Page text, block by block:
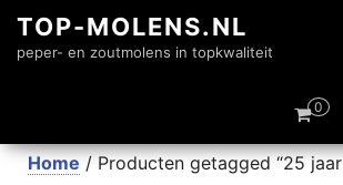
TOP-MOLENS.NL
peper- en zoutmolens in topkwaliteit
0
Home / Producten getagged “25